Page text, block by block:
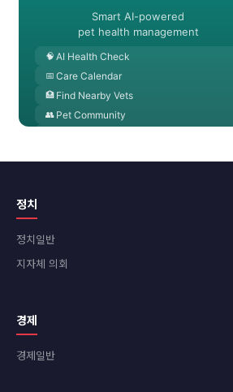
정치
정치일반
지자체 의회
경제
경제일반